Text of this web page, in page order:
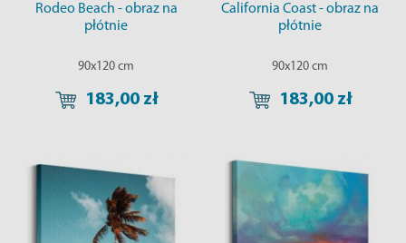
Rodeo Beach - obraz na
płótnie
90x120 cm
183,00 zł
California Coast - obraz na
płótnie
90x120 cm
183,00 zł